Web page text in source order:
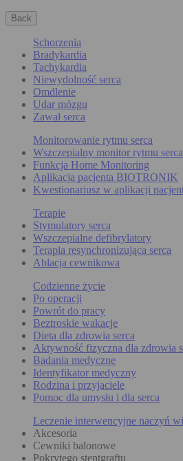
Back
Schorzenia
Bradykardia
Tachykardia
Niewydolność serca
Omdlenie
Udar mózgu
Zawał serca
Monitorowanie rytmu serca
Wszczepialny monitor rytmu serca
Funkcja Home Monitoring
Aplikacja pacjenta BIOTRONIK
Kwestionariusz w aplikacji
Terapie
Stymulatory serca
Wszczepialne defibrylatory
Terapia resynchronizująca serca
Ablacja cewnikowa
Codzienne życie
Po operacji
Powrót do pracy
Beztroskie wakacje
Dieta dla zdrowia serca
Aktywność fizyczna dla zdrowia
Badania medyczne
Identyfikator medyczny
Rodzina i przyjaciele
Pomoc dla umysłu i dla serca
Leczenie interwencyjne naczyń
Akcesoria
Cewniki balonowe
Pokrytego stentgraftu